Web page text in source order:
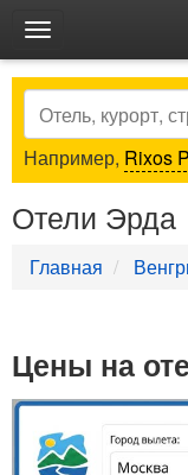
Toggle
navigation
Search
Например, Rixos
Отели Эрда
Главная
Цены на